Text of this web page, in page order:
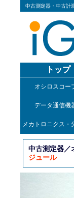
中古測定器・中古計
トップ
オシロスコー
データ通信機
メカトロニクス・
中古測定器／
ジュール